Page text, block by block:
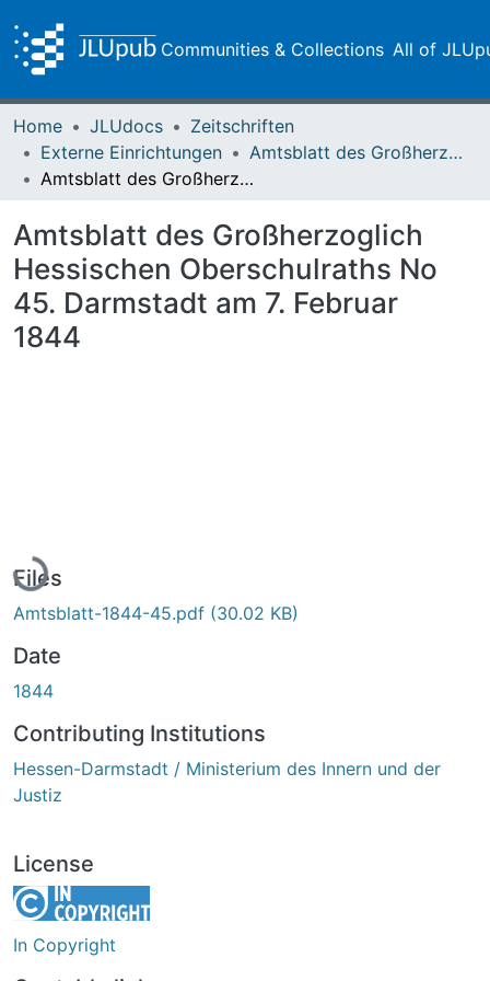
Communities & Collections All of
Home JLUdocs
Zeitschriften
Externe Einrichtungen
Amtsblatt des Großherzoglich-Hessischen Oberschulraths
Amtsblatt des Großherzoglich Hessischen Oberschulraths No 45. Darmstadt am 7. Februar 1844
Amtsblatt des Großherzoglich
Hessischen Oberschulraths No
45. Darmstadt am 7. Februar
1844
Loading...
Files
Amtsblatt-1844-45.pdf (30.02 KB)
Date
1844
Contributing Institutions
Hessen-Darmstadt / Ministerium des Innern und der
Justiz
License
In Copyright